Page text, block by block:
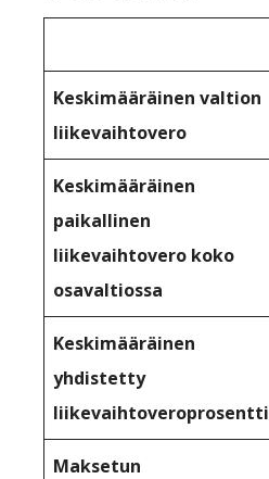
Keskimääräinen valtion
liikevaihtovero
Keskimääräinen
paikallinen
liikevaihtovero koko
osavaltiossa
Keskimääräinen
yhdistetty
liikevaihtoveroprosentti
Maksetun